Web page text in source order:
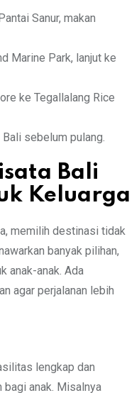
Sanur, makan
Marine Park, lanjut ke
ke Tegallalang Rice
sebelum pulang.
Bali
Keluarga
memilih destinasi tidak
banyak pilihan,
anak-anak. Ada
agar perjalanan lebih
lengkap dan
bagi anak. Misalnya